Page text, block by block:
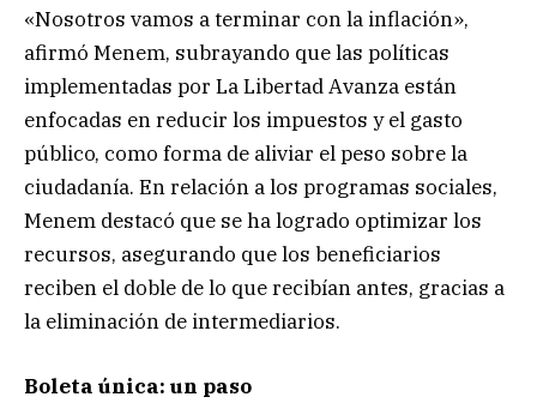
«Nosotros vamos a terminar con la inflación»,
afirmó Menem, subrayando que las políticas
implementadas por La Libertad Avanza están
enfocadas en reducir los impuestos y el gasto
público, como forma de aliviar el peso sobre la
ciudadanía. En relación a los programas sociales,
Menem destacó que se ha logrado optimizar los
recursos, asegurando que los beneficiarios
reciben el doble de lo que recibían antes, gracias a
la eliminación de intermediarios.
Boleta única: un paso